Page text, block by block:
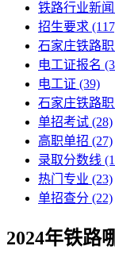
铁路行业新闻
招生要求
石家庄铁路
电工证报名
电工证 (39)
石家庄铁路
单招考试 (28)
高职单招 (27)
录取分数线
热门专业 (23)
单招查分 (22)
2024年铁路